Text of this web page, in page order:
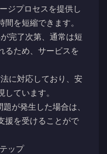
ジプロセスを提供し
を短縮できます。
完了次第、通常は短
るため、サービスを
に対応しており、安
ています。
が発生した場合は、
援を受けることがで
ップ